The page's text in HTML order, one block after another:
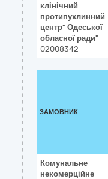
клінічний
протипухлинний
центр" Одеської
обласної ради"
02008342
ЗАМОВНИК
Комунальне
некомерційне